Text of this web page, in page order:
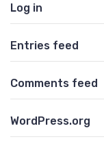
Log in
Entries feed
Comments feed
WordPress.org